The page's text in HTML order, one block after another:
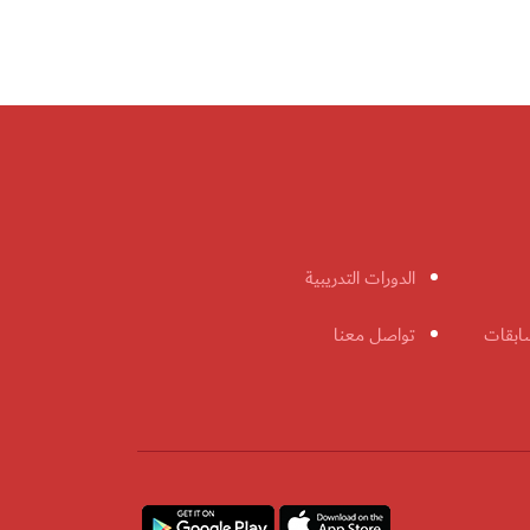
الدورات التدريبية
تواصل معنا